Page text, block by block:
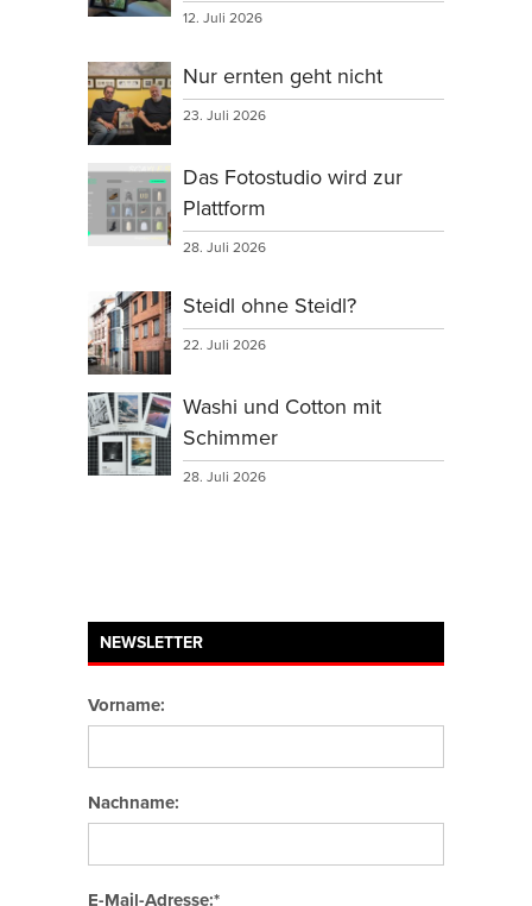
12. Juli 2026
Nur ernten geht nicht
23. Juli 2026
Das Fotostudio wird zur
Plattform
28. Juli 2026
Steidl ohne Steidl?
22. Juli 2026
Washi und Cotton mit
Schimmer
28. Juli 2026
NEWSLETTER
Vorname:
Nachname:
E-Mail-Adresse:*